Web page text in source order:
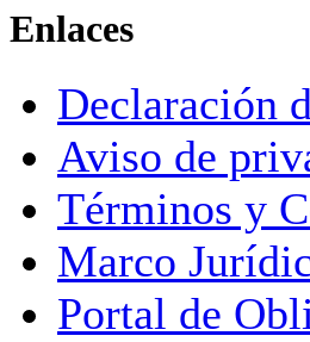
Enlaces
Declaración
Aviso de
Términos y
Marco
Portal de